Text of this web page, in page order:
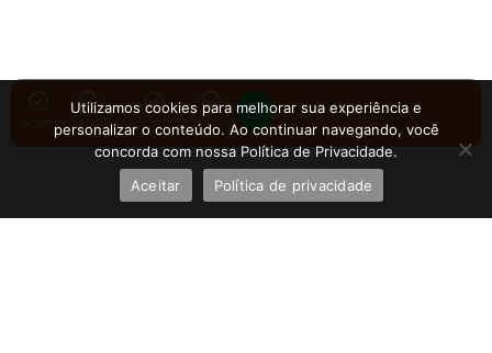
PROMOÇÕESAPLICATIVOS CONTATO
Utilizamos cookies para melhorar sua experiência e
personalizar o conteúdo. Ao continuar navegando, você
concorda com nossa Política de Privacidade.
Aceitar
Política de privacidade